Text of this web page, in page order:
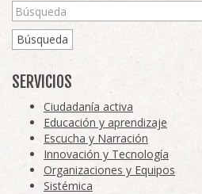
Búsqueda
SERVICIOS
Ciudadanía activa
Educación y aprendizaje
Escucha y Narración
Innovación y Tecnología
Organizaciones y Equipos
Sistémica